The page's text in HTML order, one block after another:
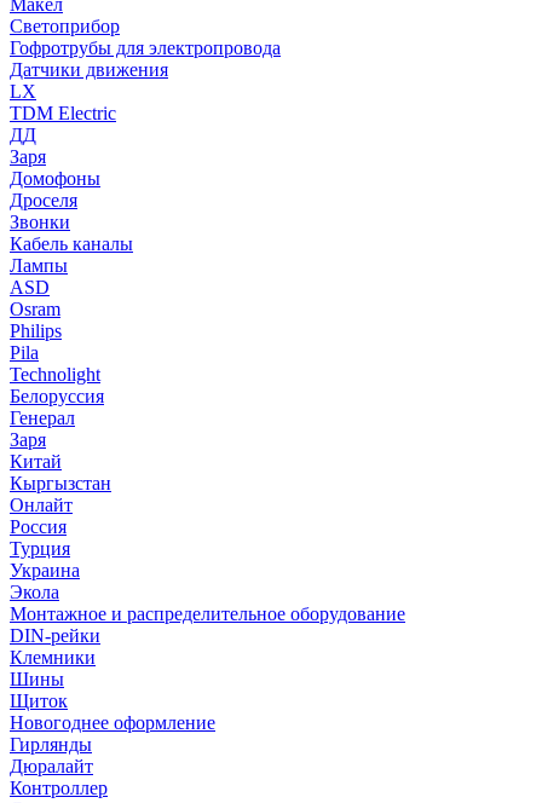
Макел
Светоприбор
Гофротрубы для электропровода
Датчики движения
LX
TDM Electric
ДД
Заря
Домофоны
Дроселя
Звонки
Кабель каналы
Лампы
ASD
Osram
Philips
Pila
Technolight
Белоруссия
Генерал
Заря
Китай
Кыргызстан
Онлайт
Россия
Турция
Украина
Экола
Монтажное и распределительное оборудование
DIN-рейки
Клемники
Шины
Щиток
Новогоднее оформление
Гирлянды
Дюралайт
Контроллер